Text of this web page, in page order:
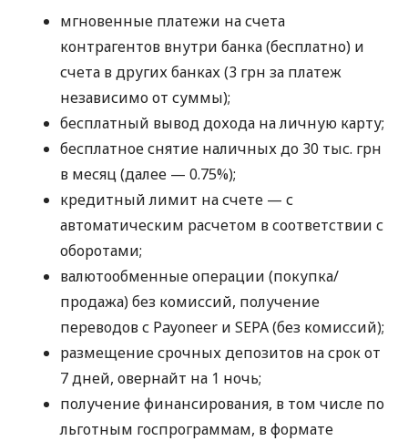
мгновенные платежи на счета
контрагентов внутри банка (бесплатно) и
счета в других банках (3 грн за платеж
независимо от суммы);
бесплатный вывод дохода на личную карту;
бесплатное снятие наличных до 30 тыс. грн
в месяц (далее — 0.75%);
кредитный лимит на счете — с
автоматическим расчетом в соответствии с
оборотами;
валютообменные операции (покупка/
продажа) без комиссий, получение
переводов с Payoneer и SEPA (без комиссий);
размещение срочных депозитов на срок от
7 дней, овернайт на 1 ночь;
получение финансирования, в том числе по
льготным госпрограммам, в формате